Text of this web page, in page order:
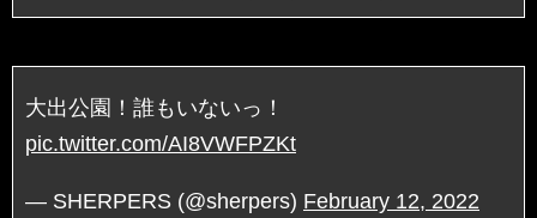
大出公園！誰もいないっ！
pic.twitter.com/AI8VWFPZKt
— SHERPERS (@sherpers) February 12, 2022